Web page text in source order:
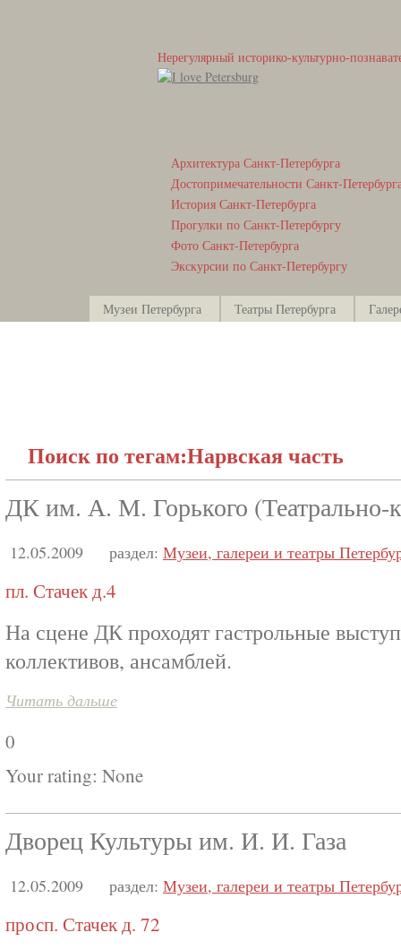
Нерегулярный историко-культурно-
Архитектура Санкт-Петербурга
Достопримечательности Санкт-
История Санкт-Петербурга
Прогулки по Санкт-Петербургу
Фото Санкт-Петербурга
Экскурсии по Санкт-Петербургу
Музеи Петербурга Театры Петербурга
Поиск по тегам:Нарвская часть
ДК им. А. М. Горького (Театрально-
12.05.2009 раздел: Музеи, галереи и театры
пл. Стачек д.4
На сцене ДК проходят гастрольные
коллективов, ансамблей.
Читать дальше
0
Your rating: None
Дворец Культуры им. И. И. Газа
12.05.2009 раздел: Музеи, галереи и театры
просп. Стачек д. 72